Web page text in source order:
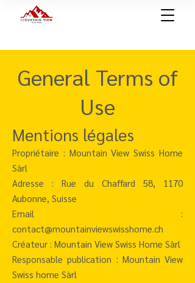
General Terms of
Use
Mentions légales
Propriétaire : Mountain View Swiss Home
Sàrl
Adresse : Rue du Chaffard 58, 1170
Aubonne, Suisse
Email :
contact@mountainviewswisshome.ch
Créateur : Mountain View Swiss Home Sàrl
Responsable publication : Mountain View
Swiss home Sàrl